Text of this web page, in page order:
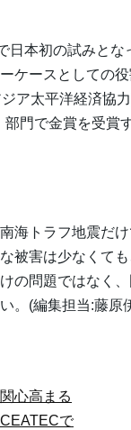
本初の試みとな
ケースとしての
ア太平洋経済協
部門で金賞を受賞
海トラフ地震だ
被害は少なくて
の問題ではなく
。(編集担当:藤原
心高まる
で